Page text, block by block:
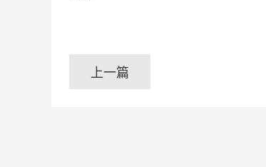
上一篇